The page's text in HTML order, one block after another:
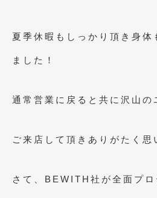
2012年5月 (10)
2012年4月
2012年2月(11)
夏季休暇もしっかり頂き身体
ました！
通常営業に戻ると共に沢山の
ご来店して頂きありがたく思
さて、BEWITH社が全面プロ